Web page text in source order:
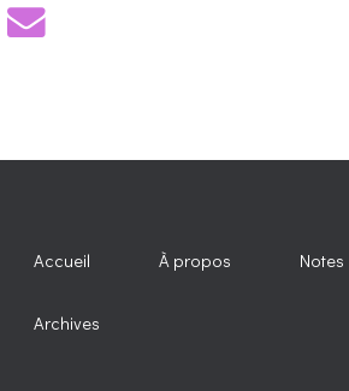
Accueil À propos Notes
Archives